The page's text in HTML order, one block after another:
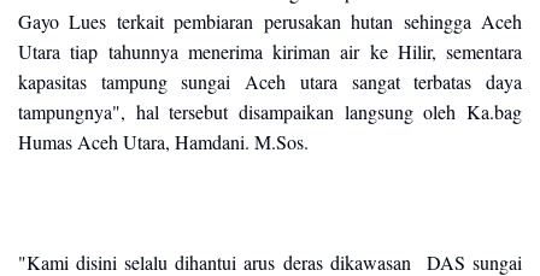
Gayo Lues terkait pembiaran perusakan hutan sehingga Aceh
Utara tiap tahunnya menerima kiriman air ke Hilir, sementara
kapasitas tampung sungai Aceh utara sangat terbatas daya
tampungnya", hal tersebut disampaikan langsung oleh Ka.bag
Humas Aceh Utara, Hamdani. M.Sos.
"Kami disini selalu dihantui arus deras dikawasan DAS sungai